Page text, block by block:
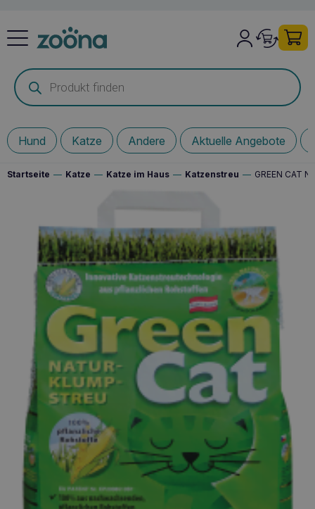
Products
search
Hund Katze Andere Aktuelle Angebote
Startseite — Katze — Katze im Haus — Katzenstreu — GREEN CAT